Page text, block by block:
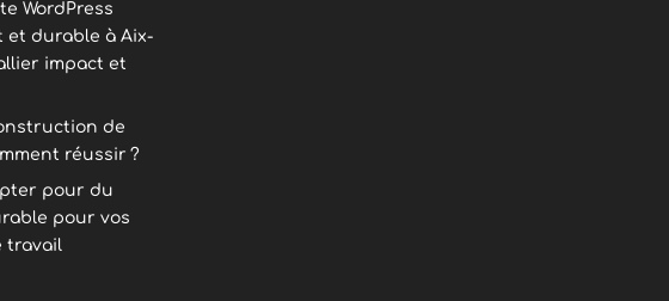
WordPress
et durable à Aix-
impact et
de
réussir ?
pour du
pour vos
travail